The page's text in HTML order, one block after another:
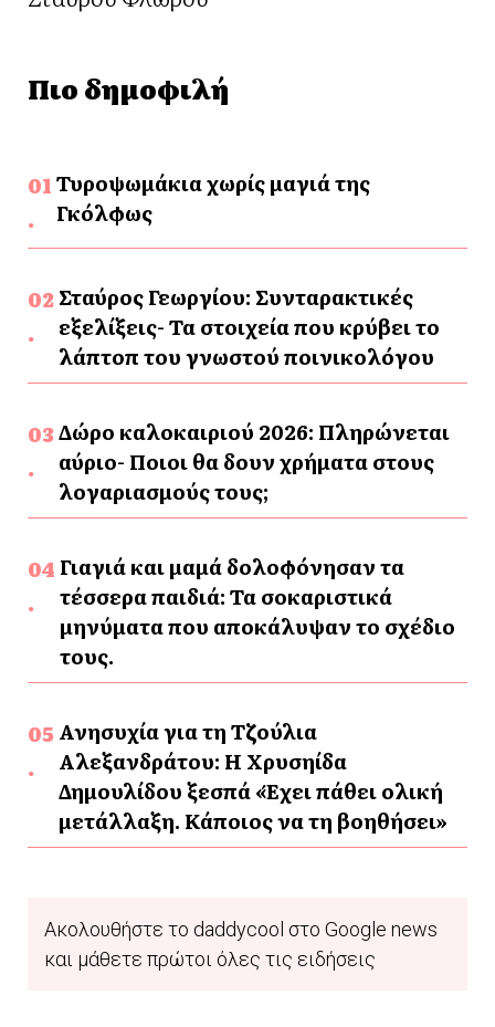
Πιο δημοφιλή
Τυροψωμάκια χωρίς μαγιά της
Γκόλφως
Σταύρος Γεωργίου: Συνταρακτικές
εξελίξεις- Τα στοιχεία που κρύβει το
λάπτοπ του γνωστού ποινικολόγου
Δώρο καλοκαιριού 2026: Πληρώνεται
αύριο- Ποιοι θα δουν χρήματα στους
λογαριασμούς τους;
Γιαγιά και μαμά δολοφόνησαν τα
τέσσερα παιδιά: Τα σοκαριστικά
μηνύματα που αποκάλυψαν το σχέδιο
τους.
Ανησυχία για τη Τζούλια
Αλεξανδράτου: Η Χρυσηίδα
Δημουλίδου ξεσπά «Έχει πάθει ολική
μετάλλαξη. Κάποιος να τη βοηθήσει»
Ακολουθήστε το daddycool στο Google news
και μάθετε πρώτοι όλες τις ειδήσεις